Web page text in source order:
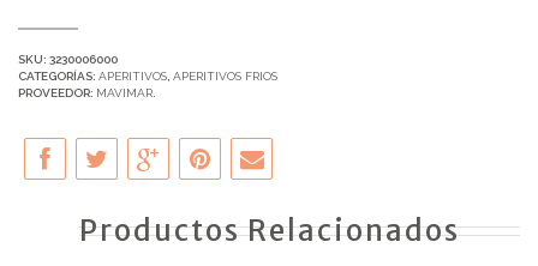
SKU: 3230006000
CATEGORÍAS: APERITIVOS, APERITIVOS FRIOS
PROVEEDOR: MAVIMAR.
Productos Relacionados